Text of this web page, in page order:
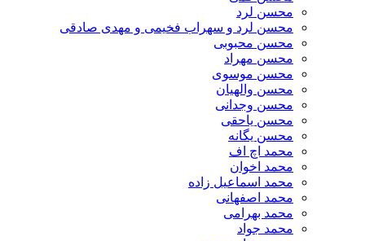
محسن لرد
محسن لرد و سهراب فخیمی و مهدی صادقی
محسن محبوبی
محسن مهراد
محسن موسوی
محسن والهیان
محسن وجدانی
محسن یاحقی
محسن یگانه
محمد اچ اف
محمد اخوان
محمد اسماعیل زاده
محمد اصفهانی
محمد بهرامی
محمد جواد